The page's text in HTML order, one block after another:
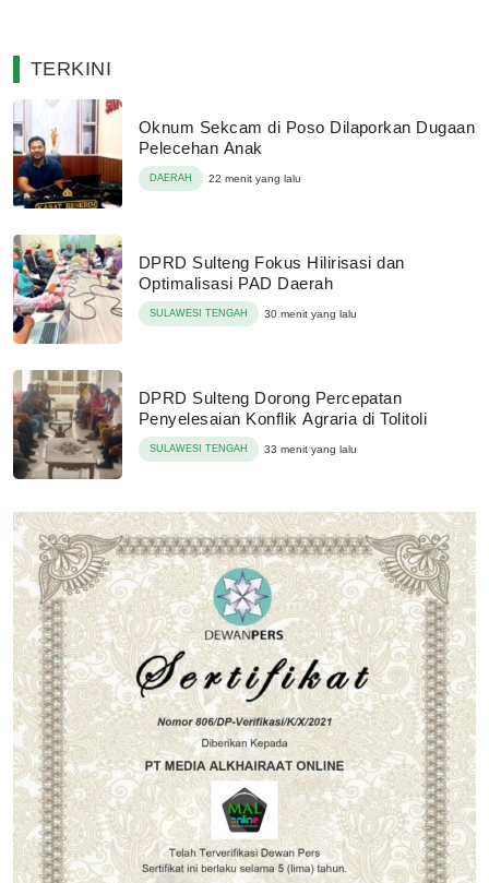
TERKINI
Oknum Sekcam di Poso Dilaporkan Dugaan
Pelecehan Anak
DAERAH 22 menit yang lalu
DPRD Sulteng Fokus Hilirisasi dan
Optimalisasi PAD Daerah
SULAWESI TENGAH 30 menit yang lalu
DPRD Sulteng Dorong Percepatan
Penyelesaian Konflik Agraria di Tolitoli
SULAWESI TENGAH 33 menit yang lalu